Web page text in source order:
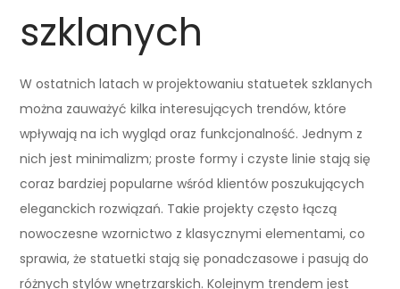
szklanych
W ostatnich latach w projektowaniu statuetek szklanych
można zauważyć kilka interesujących trendów, które
wpływają na ich wygląd oraz funkcjonalność. Jednym z
nich jest minimalizm; proste formy i czyste linie stają się
coraz bardziej popularne wśród klientów poszukujących
eleganckich rozwiązań. Takie projekty często łączą
nowoczesne wzornictwo z klasycznymi elementami, co
sprawia, że statuetki stają się ponadczasowe i pasują do
różnych stylów wnętrzarskich. Kolejnym trendem jest